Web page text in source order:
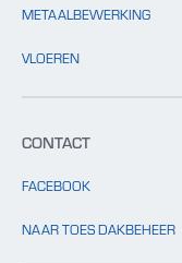
METAALBEWERKING
VLOEREN
CONTACT
FACEBOOK
NAAR TOES DAKBEHEER